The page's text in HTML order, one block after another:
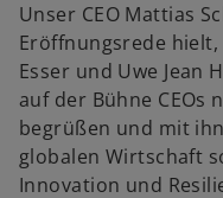
Unser CEO Mattias
Eröffnungsrede
Esser und Uwe Jean
auf der Bühne CEOs
begrüßen und mit
globalen Wirtschaft
Innovation und